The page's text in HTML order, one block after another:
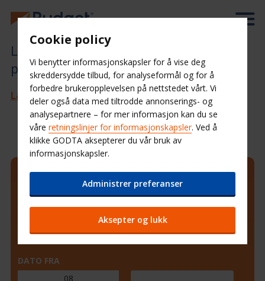
Les vår oppdaterte
personvernerklæring
Last ned en PDF-fil av vår personvernerklæring
Velg et annet leveringssted
DATO FRA
Cookie policy
Vi benytter informasjonskapsler for å vise deg
skreddersydde tilbud, for analyseformål og for å
forbedre brukeropplevelsen på nettstedet vårt. Vi
deler også data med tiltrodde annonserings- og
analysepartnere – for mer informasjon kan du se
våre retningslinjer for informasjonskapsler. Ved å
klikke GODTA aksepterer du vår bruk av
informasjonskapsler.
Administrer preferanser
Aksepter og lukk